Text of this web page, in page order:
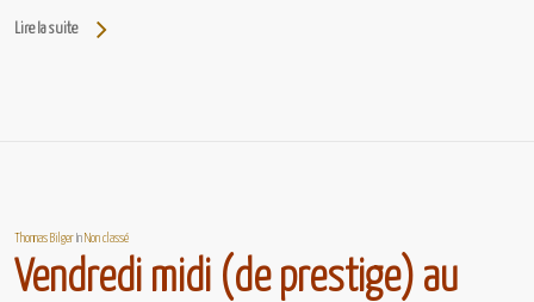
Lire la suite
Thomas Bilger InNon classé
Vendredi midi (de prestige) au